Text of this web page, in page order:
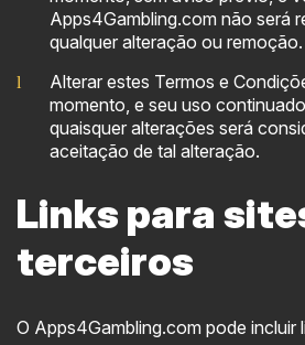
Apps4Gambling.com não será
qualquer alteração ou remoção.
Alterar estes Termos e
momento, e seu uso
quaisquer alterações será
aceitação de tal alteração.
Links para
terceiros
O Apps4Gambling.com pode incluir